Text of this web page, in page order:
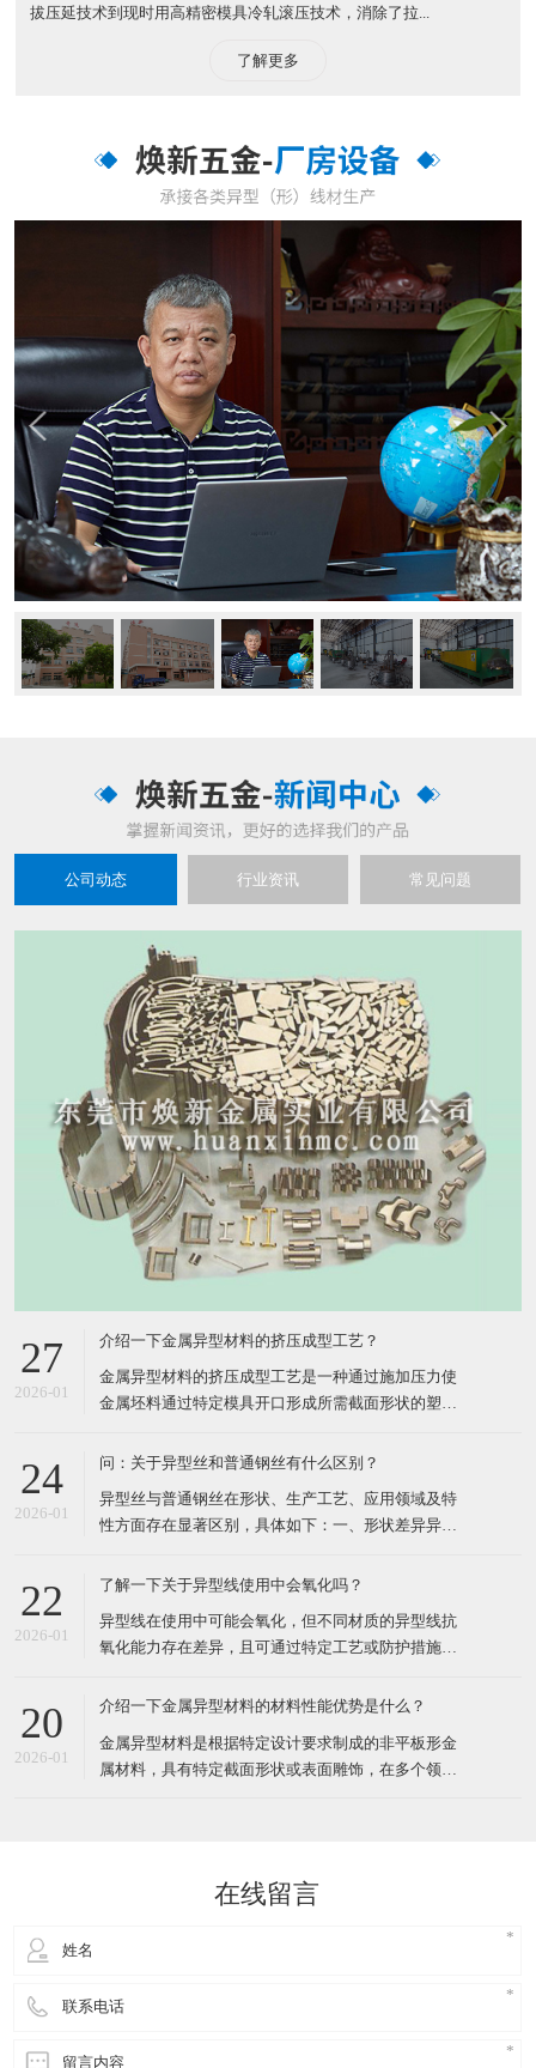
公司动态 行业资讯 常见问题
27
2026-01
介绍一下金属异型材料的挤压成型工艺？
​金属异型材料的挤压成型工艺是一种通过施加压力使
金属坯料通过特定模具开口形成所需截面形状的塑性
加工方法，其核心在于利用三向压应力状态提升材料
塑性，实现复杂断面的高效成形。以下从工艺原理、
分类、关键参数、技术分支及应用领域五个方面进行
详细介绍：​一、工艺原理挤压成型工艺的核心在于将
问：关于异型丝和普通钢丝有什么区别？
​异型丝与普通钢丝在形状、生产工艺、应用领域及特
性方面存在显著区别，具体如下：​一、形状差异异型
丝横截面为非圆形，包括方形、六角形、扁形、梯
形、三角形、三叶形、Y形、中空形等规则或复杂形
向、吸湿排汗等。普通钢丝横截面为标准圆形，形状
单一，无特殊功能设计。二
22
2026-01
了解一下关于异型线使用中会氧化吗？
​异型线在使用中可能会氧化，但不同材质的异型线抗
氧化能力存在差异，且可通过特定工艺或防护措施减
氧化特性铜异型线铜在空气中易与氧气、水分反应生
或发黑。尤其在高温环境下（如绝缘挤出工艺中的
150℃交联管道）
20
2026-01
介绍一下金属异型材料的材料性能优势是什么？
​金属异型材料是根据特定设计要求制成的非平板形金
属材料，具有特定截面形状或表面雕饰，在多个领域
中，其材料性能优势主要体现在以下几个方面：​一、
铜异型材料，具有优良的导电性能。无氧铜造成的异
型铜材导电率可达98在线留言